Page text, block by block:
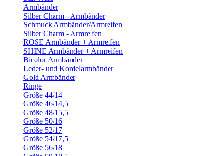
Armbänder
Silber Charm - Armbänder
Schmuck Armbänder/Armreifen
Silber Charm - Armreifen
ROSE Armbänder + Armreifen
SHINE Armbänder + Armreifen
Bicolor Armbänder
Leder- und Kordelarmbänder
Gold Armbänder
Ringe
Größe 44/14
Größe 46/14,5
Größe 48/15,5
Größe 50/16
Größe 52/17
Größe 54/17,5
Größe 56/18